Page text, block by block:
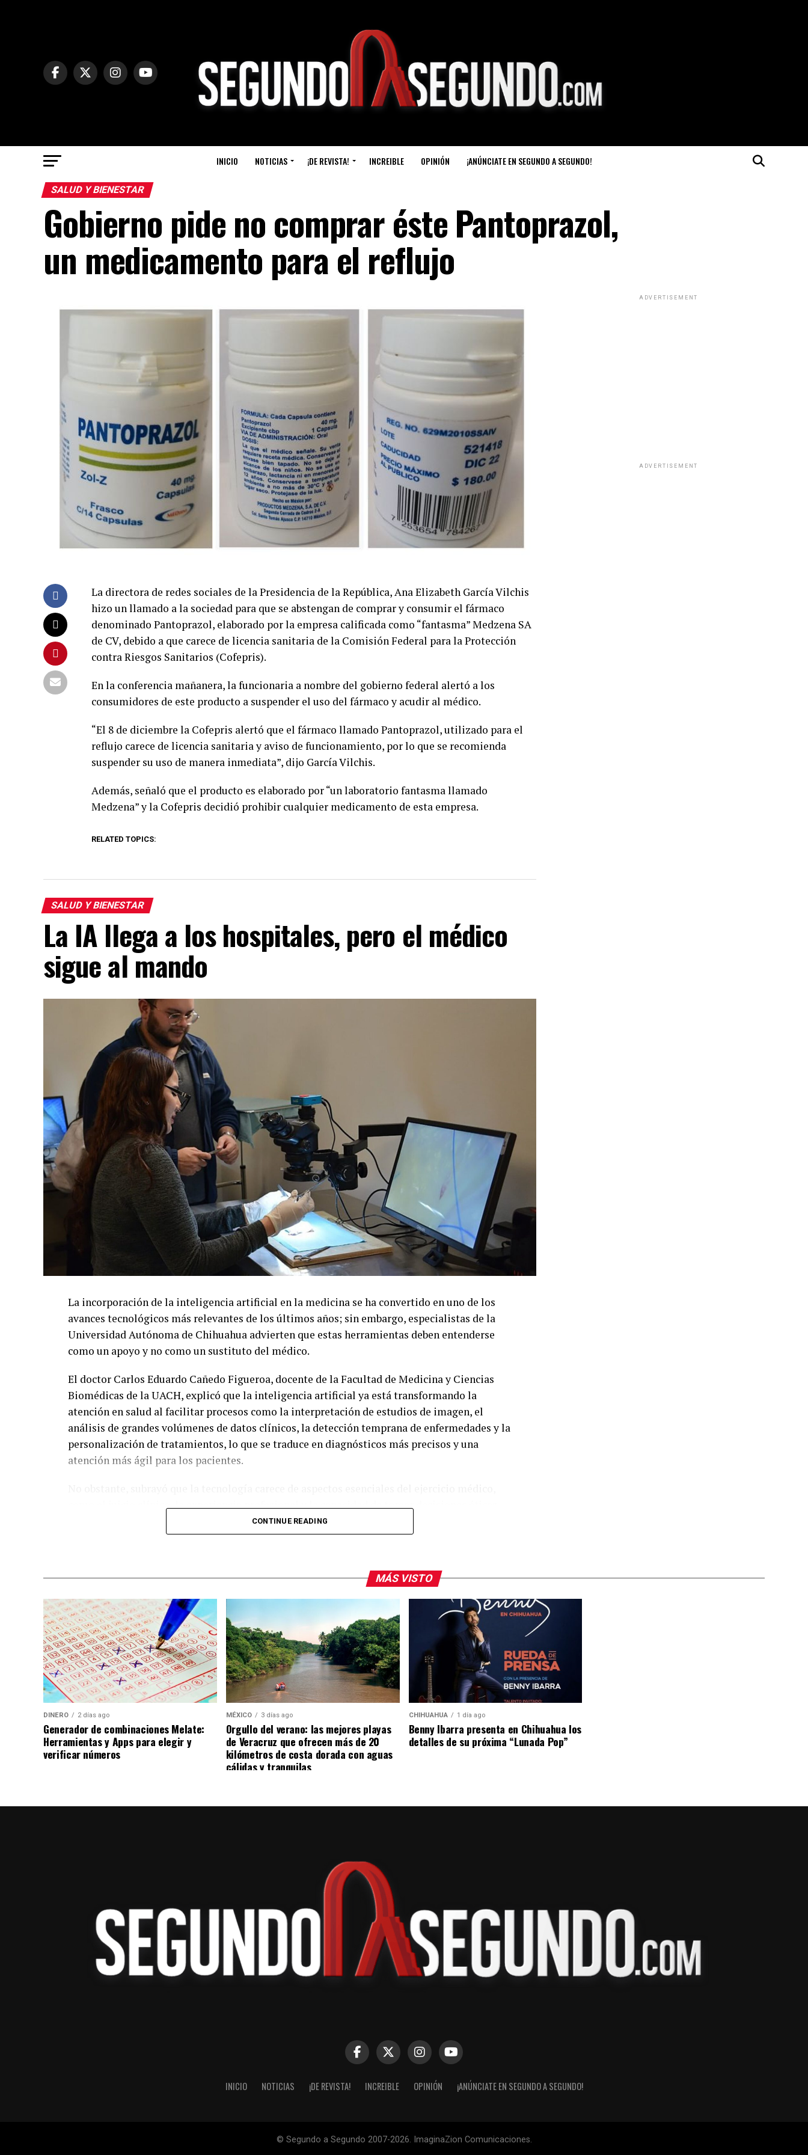
INICIO NOTICIAS ¡DE REVISTA! INCREIBLE OPINIÓN ¡ANÚNCIATE EN SEGUNDO A SEGUNDO!
SALUD Y BIENESTAR
Gobierno pide no comprar éste Pantoprazol,
un medicamento para el reflujo
La directora de redes sociales de la Presidencia de la República, Ana Elizabeth García Vilchis
hizo un llamado a la sociedad para que se abstengan de comprar y consumir el fármaco
denominado Pantoprazol, elaborado por la empresa calificada como “fantasma” Medzena SA
de CV, debido a que carece de licencia sanitaria de la Comisión Federal para la Protección
contra Riesgos Sanitarios (Cofepris).
En la conferencia mañanera, la funcionaria a nombre del gobierno federal alertó a los
consumidores de este producto a suspender el uso del fármaco y acudir al médico.
“El 8 de diciembre la Cofepris alertó que el fármaco llamado Pantoprazol, utilizado para el
reflujo carece de licencia sanitaria y aviso de funcionamiento, por lo que se recomienda
suspender su uso de manera inmediata”, dijo García Vilchis.
Además, señaló que el producto es elaborado por “un laboratorio fantasma llamado
Medzena” y la Cofepris decidió prohibir cualquier medicamento de esta empresa.
RELATED TOPICS:
SALUD Y BIENESTAR
La IA llega a los hospitales, pero el médico
sigue al mando
La incorporación de la inteligencia artificial en la medicina se ha convertido en uno de los
avances tecnológicos más relevantes de los últimos años; sin embargo, especialistas de la
Universidad Autónoma de Chihuahua advierten que estas herramientas deben entenderse
como un apoyo y no como un sustituto del médico.
El doctor Carlos Eduardo Cañedo Figueroa, docente de la Facultad de Medicina y Ciencias
Biomédicas de la UACH, explicó que la inteligencia artificial ya está transformando la
atención en salud al facilitar procesos como la interpretación de estudios de imagen, el
análisis de grandes volúmenes de datos clínicos, la detección temprana de enfermedades y la
personalización de tratamientos, lo que se traduce en diagnósticos más precisos y una
atención más ágil para los pacientes.
como el juicio clínico, la experiencia profesional y la capacidad de tomar decisiones éticas
ante escenarios complejos. Señaló que, aunque la inteligencia artificial puede procesar
información con gran rapidez, no puede reemplazar el criterio humano ni la relación
Desde la Facultad de Medicina y Ciencias Biomédicas se destacó que el futuro de la atención
médica no radica en una competencia entre humanos y máquinas, sino en un modelo de
colaboración. Por ello, la formación de nuevos profesionales de la salud debe integrar el uso
de herramientas tecnológicas con una sólida preparación ética, humanista y científica.
Especialistas de la UACH coincidieron en que la inteligencia artificial representa una
oportunidad para fortalecer los sistemas de salud y mejorar la calidad de la atención,
siempre que el médico conserve su papel central como responsable del cuidado integral,
humano y ético de los pacientes.
CONTINUE READING
ADVERTISEMENT
ADVERTISEMENT
MÁS VISTO
DINERO 2 días ago
Generador de combinaciones Melate:
Herramientas y Apps para elegir y
verificar números
MÉXICO 3 días ago
Orgullo del verano: las mejores playas
de Veracruz que ofrecen más de 20
kilómetros de costa dorada con aguas
cálidas y tranquilas
CHIHUAHUA 1 día ago
Benny Ibarra presenta en Chihuahua los
detalles de su próxima “Lunada Pop”
INICIO NOTICIAS ¡DE REVISTA! INCREIBLE OPINIÓN ¡ANÚNCIATE EN SEGUNDO A SEGUNDO!
© Segundo a Segundo 2007-2026. ImaginaZion Comunicaciones.